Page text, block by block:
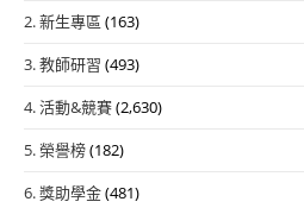
2. 新生專區 (163)
3. 教師研習 (493)
4. 活動&競賽(2,630)
5. 榮譽榜(182)
6. 獎助學金(481)